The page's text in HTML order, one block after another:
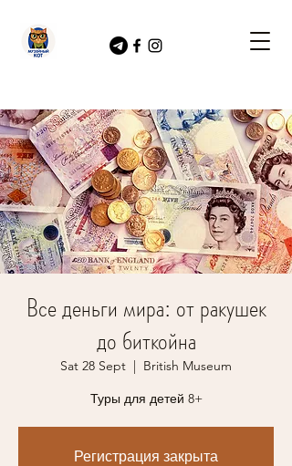
Все деньги мира: от ракушек
до биткойна
Sat 28 Sept
  |
British Museum
Туры для детей 8+
Регистрация закрыта